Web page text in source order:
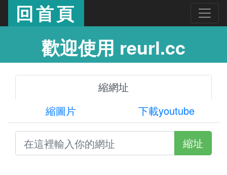
回首頁
歡迎使用 reurl.cc
縮網址
縮圖片
下載youtube
縮址